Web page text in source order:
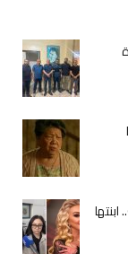
تفاصيل صادمة في وفاة المغنية التركية GÜLLÜ.. ابنتها